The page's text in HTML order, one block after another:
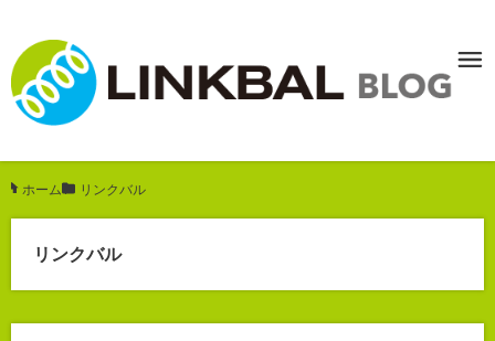
ホーム / リンクバル
リンクバル